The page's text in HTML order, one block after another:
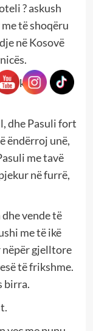
? askush
të shoqëru
në Kosovë
ka
dhe Pasuli fort
ëndërroj unë,
me tavë
në furrë,
vende të
me të ikë
nëpër gjelltore
të frikshme.
birra.